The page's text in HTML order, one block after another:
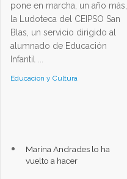
pone en marcha, un año más,
la Ludoteca del CEIPSO San
Blas, un servicio dirigido al
alumnado de Educación
Infantil ...
Educacion y Cultura
Marina Andrades lo ha
vuelto a hacer